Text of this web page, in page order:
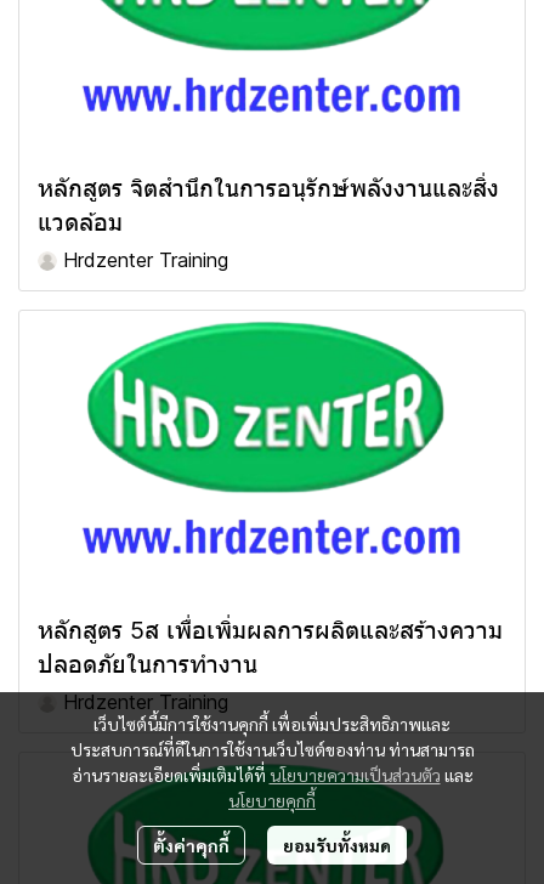
หลักสูตร จิตสำนึกในการอนุรักษ์พลังงานและสิ่ง
แวดล้อม
Hrdzenter Training
หลักสูตร 5ส เพื่อเพิ่มผลการผลิตและสร้างความ
ปลอดภัยในการทำงาน
Hrdzenter Training
เว็บไซต์นี้มีการใช้งานคุกกี้ เพื่อเพิ่มประสิทธิภาพและ
ประสบการณ์ที่ดีในการใช้งานเว็บไซต์ของท่าน ท่านสามารถ
อ่านรายละเอียดเพิ่มเติมได้ที่ นโยบายความเป็นส่วนตัว และ
นโยบายคุกกี้
ตั้งค่าคุกกี้ ยอมรับทั้งหมด